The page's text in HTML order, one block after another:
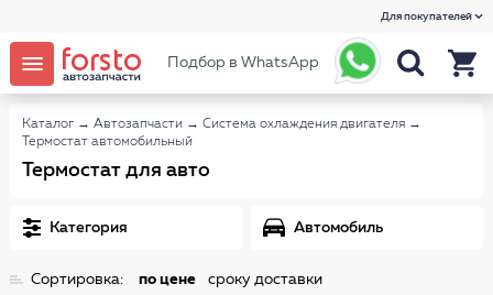
Для покупателей
Подбор в WhatsApp
Каталог → Автозапчасти → Система охлаждения двигателя →
Термостат автомобильный
Термостат для авто
Категория Автомобиль
Сортировка: по цене сроку доставки